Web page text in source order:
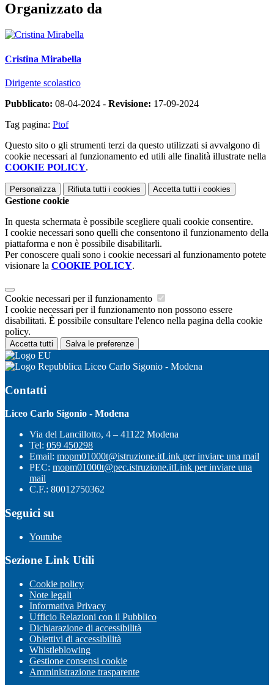
Organizzato da
Cristina Mirabella
Dirigente scolastico
Pubblicato: 08-04-2024 - Revisione: 17-09-2024
Tag pagina: Ptof
Questo sito o gli strumenti terzi da questo utilizzati si avvalgono di
cookie necessari al funzionamento ed utili alle finalità illustrate nella
COOKIE POLICY.
Personalizza Rifiuta tutti i cookies Accetta tutti i cookies
Gestione cookie
In questa schermata è possibile scegliere quali cookie consentire.
I cookie necessari sono quelli che consentono il funzionamento della
piattaforma e non è possibile disabilitarli.
Per conoscere quali sono i cookie necessari al funzionamento potete
visionare la COOKIE POLICY.
Cookie necessari per il funzionamento
I cookie necessari per il funzionamento non possono essere
disabilitati. È possibile consultare l'elenco nella pagina della cookie
policy.
Accetta tutti Salva le preferenze
Liceo Carlo Sigonio - Modena
Contatti
Liceo Carlo Sigonio - Modena
Via del Lancillotto, 4 – 41122 Modena
Tel: 059 450298
Email: mopm01000t@istruzione.itLink per inviare una mail
PEC: mopm01000t@pec.istruzione.itLink per inviare una
mail
C.F.: 80012750362
Seguici su
Youtube
Sezione Link Utili
Cookie policy
Note legali
Informativa Privacy
Ufficio Relazioni con il Pubblico
Dichiarazione di accessibilità
Obiettivi di accessibilità
Whistleblowing
Gestione consensi cookie
Amministrazione trasparente